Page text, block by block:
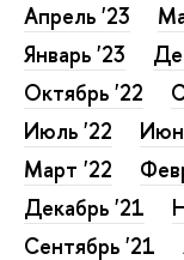
Апрель '23
Январь '23
Октябрь '22
Июль '22
Март '22
Декабрь '21
Сентябрь '21